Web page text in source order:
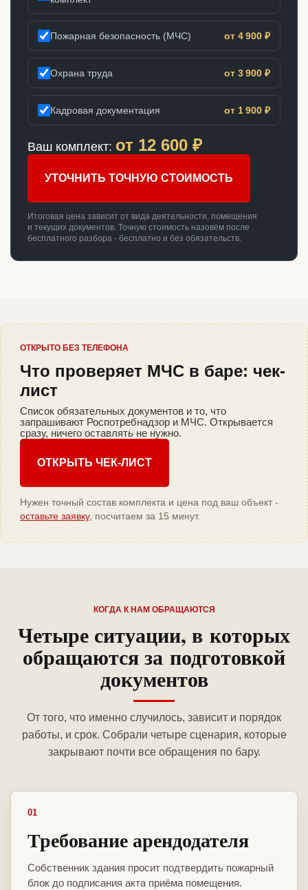
Пожарная безопасность (МЧС) от 4 900 ₽
Охрана труда от 3 900 ₽
Кадровая документация от 1 900 ₽
Ваш комплект: от 12 600 ₽
УТОЧНИТЬ ТОЧНУЮ СТОИМОСТЬ
Итоговая цена зависит от вида деятельности, помещения
и текущих документов. Точную стоимость назовём после
бесплатного разбора - бесплатно и без обязательств.
ОТКРЫТО БЕЗ ТЕЛЕФОНА
Что проверяет МЧС в баре: чек-
лист
Список обязательных документов и то, что
запрашивают Роспотребнадзор и МЧС. Открывается
сразу, ничего оставлять не нужно.
ОТКРЫТЬ ЧЕК-ЛИСТ
Нужен точный состав комплекта и цена под ваш объект -
оставьте заявку, посчитаем за 15 минут.
КОГДА К НАМ ОБРАЩАЮТСЯ
Четыре ситуации, в которых
обращаются за подготовкой
документов
От того, что именно случилось, зависит и порядок
работы, и срок. Собрали четыре сценария, которые
закрывают почти все обращения по бару.
01
Требование арендодателя
Собственник здания просит подтвердить пожарный
блок до подписания акта приёма помещения.